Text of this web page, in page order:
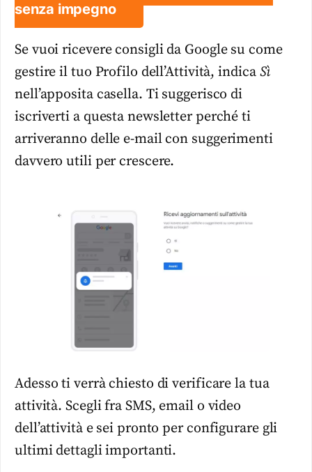
senza impegno
Se vuoi ricevere consigli da Google su come
gestire il tuo Profilo dell’Attività, indica Sì
nell’apposita casella. Ti suggerisco di
iscriverti a questa newsletter perché ti
arriveranno delle e-mail con suggerimenti
davvero utili per crescere.
Adesso ti verrà chiesto di verificare la tua
attività. Scegli fra SMS, email o video
dell’attività e sei pronto per configurare gli
ultimi dettagli importanti.